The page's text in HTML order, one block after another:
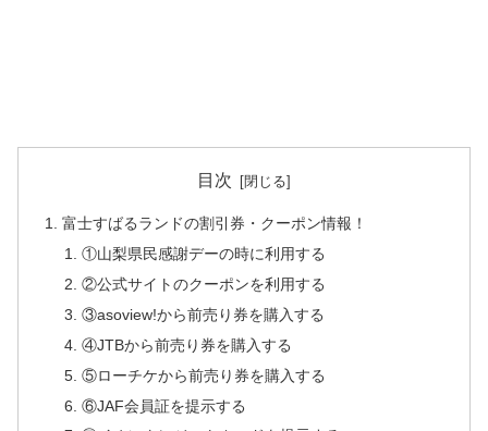
目次
富士すばるランドの割引券・クーポン情報！
①山梨県民感謝デーの時に利用する
②公式サイトのクーポンを利用する
③asoview!から前売り券を購入する
④JTBから前売り券を購入する
⑤ローチケから前売り券を購入する
⑥JAF会員証を提示する